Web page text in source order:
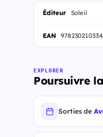
Éditeur Soleil
EAN
EXPLORER
Poursuivre
Sorties de